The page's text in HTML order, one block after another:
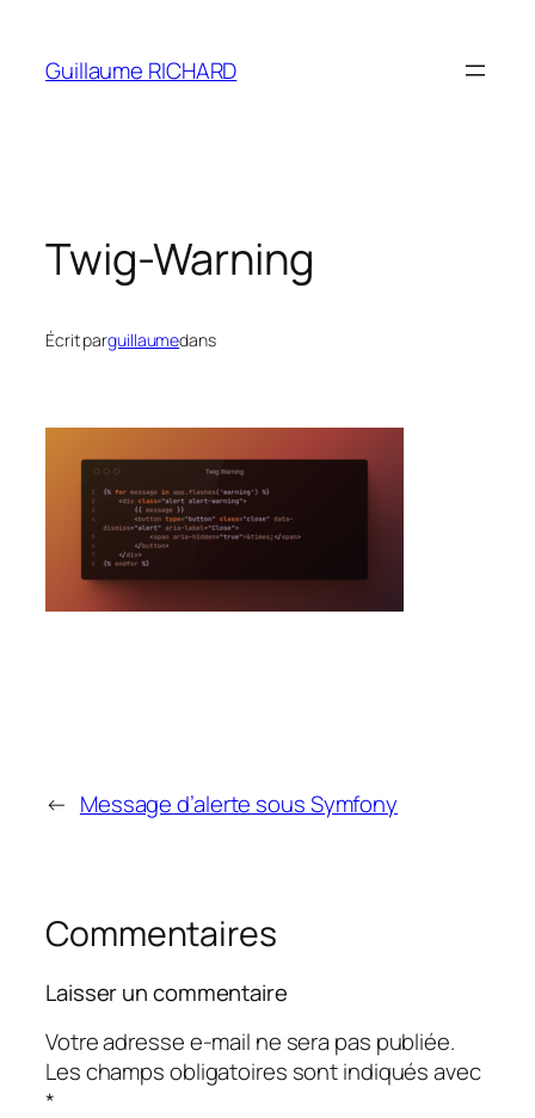
contenu
Guillaume RICHARD
Twig-Warning
Écrit parguillaumedans
← Message d’alerte sous Symfony
Commentaires
Laisser un commentaire
Votre adresse e-mail ne sera pas publiée.
Les champs obligatoires sont indiqués avec
*